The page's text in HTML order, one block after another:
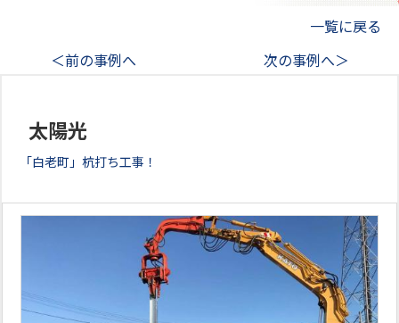
一覧に戻る
＜前の事例へ
次の事例へ＞
太陽光
「白老町」杭打ち工事！